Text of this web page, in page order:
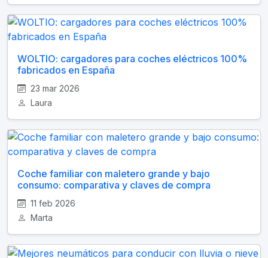
WOLTIO: cargadores para coches eléctricos 100%
fabricados en España
23 mar 2026
Laura
Coche familiar con maletero grande y bajo
consumo: comparativa y claves de compra
11 feb 2026
Marta